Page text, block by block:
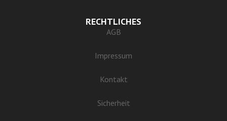
RECHTLICHES
AGB
Impressum
Kontakt
Sicherheit